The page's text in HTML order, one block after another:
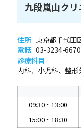
九段嵐山クリ
住所 東京都千代
電話 03-3234-6670
診療科目
内科、小児科、整
09:30~ 13:00
15:00~ 18:30